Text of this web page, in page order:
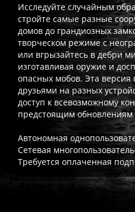
Исследуйте случайным
стройте самые разные
домов до грандиозных
творческом режиме с
или вгрызайтесь в дебри
изготавливая оружие и
опасных мобов. Эта версия
друзьями на разных
доступ к всевозможному
предстоящим обновлениям
Автономная
Сетевая
Требуется оплаченная
Часто